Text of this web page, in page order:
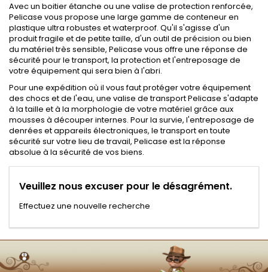
Avec un boitier étanche ou une valise de protection renforcée,
Pelicase vous propose une large gamme de conteneur en
plastique ultra robustes et waterproof. Qu'il s'agisse d'un
produit fragile et de petite taille, d'un outil de précision ou bien
du matériel très sensible, Pelicase vous offre une réponse de
sécurité pour le transport, la protection et l'entreposage de
votre équipement qui sera bien à l'abri.
Pour une expédition où il vous faut protéger votre équipement
des chocs et de l'eau, une valise de transport Pelicase s'adapte
à la taille et à la morphologie de votre matériel grâce aux
mousses à découper internes. Pour la survie, l'entreposage de
denrées et appareils électroniques, le transport en toute
sécurité sur votre lieu de travail, Pelicase est la réponse
absolue à la sécurité de vos biens.
Veuillez nous excuser pour le désagrément.
Effectuez une nouvelle recherche